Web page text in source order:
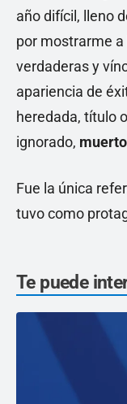
año difícil, lleno
por mostrarme
verdaderas y
apariencia de
heredada, título
ignorado,
Fue la única
tuvo como
Te puede